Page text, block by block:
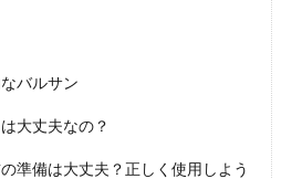
貸を借りる際に必要になるのが、連帯保証人
すね。連帯保証人は、借主に代わって家賃の
いを...
バルサン
大丈夫なの？
準備は大丈夫？正しく使用しよう